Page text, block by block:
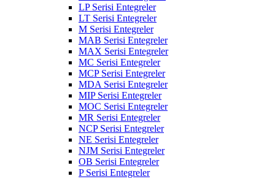
LP Serisi Entegreler
LT Serisi Entegreler
M Serisi Entegreler
MAB Serisi Entegreler
MAX Serisi Entegreler
MC Serisi Entegreler
MCP Serisi Entegreler
MDA Serisi Entegreler
MIP Serisi Entegreler
MOC Serisi Entegreler
MR Serisi Entegreler
NCP Serisi Entegreler
NE Serisi Entegreler
NJM Serisi Entegreler
OB Serisi Entegreler
P Serisi Entegreler